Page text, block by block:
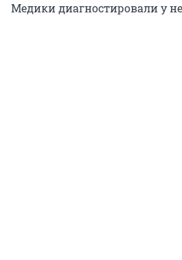
Медики диагностировали у